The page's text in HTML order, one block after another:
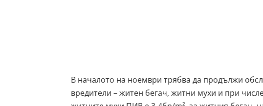
В началото на ноември трябва да продължи
вредители – житен бегач, житни мухи и при